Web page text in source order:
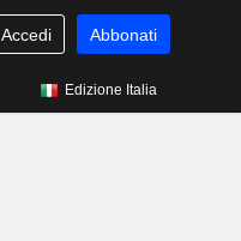
Accedi Abbonati
Edizione Italia